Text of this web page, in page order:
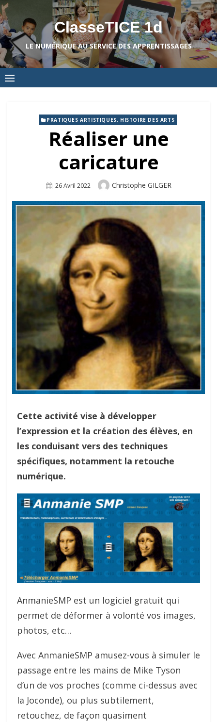
Skip
to
content
ClasseTICE 1d
LE NUMÉRIQUE AU SERVICE DES APPRENTISSAGES
PRATIQUES ARTISTIQUES, HISTOIRE DES ARTS
Réaliser une
caricature
Posted
26 Avril 2022 Author
Christophe GILGER
Cette activité vise à développer
l’expression et la création des élèves, en
les conduisant vers des techniques
spécifiques, notamment la retouche
numérique.
AnmanieSMP est un logiciel gratuit qui
permet de déformer à volonté vos images,
photos, etc…
Avec AnmanieSMP amusez-vous à simuler le
passage entre les mains de Mike Tyson
d’un de vos proches (comme ci-dessus avec
la Joconde), ou plus subtilement,
retouchez, de façon quasiment